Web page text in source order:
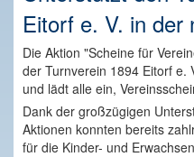
Eitorf e. V. in der
Die Aktion "Scheine für
der Turnverein 1894 Eitorf e.
und lädt alle ein,
Dank der großzügigen
Aktionen konnten bereits
für die Kinder- und